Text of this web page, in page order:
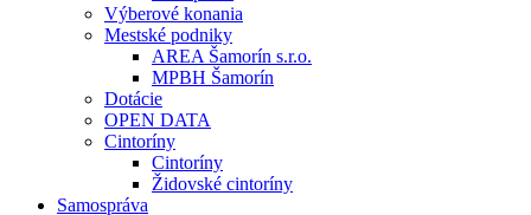
Výberové konania
Mestské podniky
AREA Šamorín s.r.o.
MPBH Šamorín
Dotácie
OPEN DATA
Cintoríny
Cintoríny
Židovské cintoríny
Samospráva